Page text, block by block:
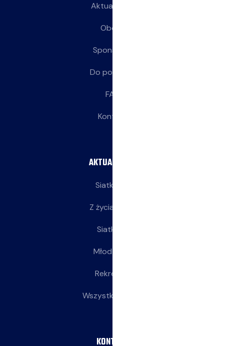
Aktualności
Obozy
Sponsorzy
Do pobrania
FAQ
Kontakt
AKTUALNOŚCI
Siatkarze
Z życia klubu
Siatkarki
Młodziczki
Rekreacja
Wszystkie wpisy
KONTAKT